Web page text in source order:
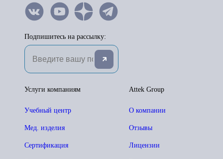
Подпишитесь на рассылку:
Attek Group
О компании
Отзывы
Лицензии
Услуги компаниям
Учебный центр
Мед. изделия
Сертификация